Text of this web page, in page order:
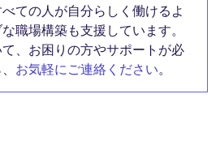
ての人が自分らしく働けるよ
職場構築も支援しています。
、お困りの方やサポートが必
お気軽にご連絡ください。